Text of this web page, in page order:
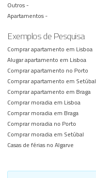
Outros -
Apartamentos -
Exemplos de Pesquisa
Comprar apartamento em Lisboa
Alugar apartamento em Lisboa
Comprar apartamento no Porto
Comprar apartamento em Setúbal
Comprar apartamento em Braga
Comprar moradia em Lisboa
Comprar moradia em Braga
Comprar moradia no Porto
Comprar moradia em Setúbal
Casas de férias no Algarve